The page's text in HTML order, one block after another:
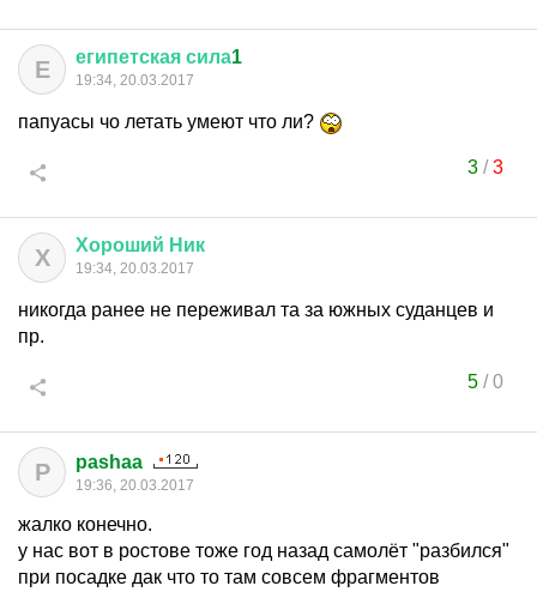
Е египетская сила1
19:34, 20.03.2017
папуасы чо летать умеют что ли?
3/3
Х Хороший Ник
19:34, 20.03.2017
никогда ранее не переживал та за южных суданцев и
пр.
5/0
P pashaa
19:36, 20.03.2017
жалко конечно.
у нас вот в ростове тоже год назад самолёт "разбился"
при посадке дак что то там совсем фрагментов